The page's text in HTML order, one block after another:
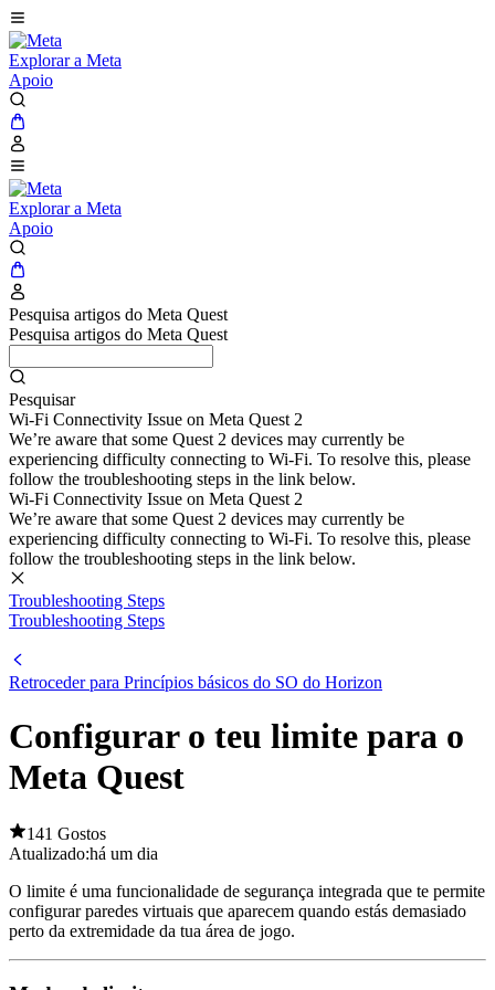
Explorar a Meta
Apoio
Explorar a Meta
Apoio
Pesquisa artigos do Meta Quest
Pesquisa artigos do Meta Quest
Pesquisar
Wi-Fi Connectivity Issue on Meta Quest 2
We’re aware that some Quest 2 devices may currently be
experiencing difficulty connecting to Wi-Fi. To resolve this, please
follow the troubleshooting steps in the link below.
Wi-Fi Connectivity Issue on Meta Quest 2
We’re aware that some Quest 2 devices may currently be
experiencing difficulty connecting to Wi-Fi. To resolve this, please
follow the troubleshooting steps in the link below.
Troubleshooting Steps
Troubleshooting Steps
Retroceder para Princípios básicos do SO do Horizon
Configurar o teu limite para o
Meta Quest
141 Gostos
Atualizado:há um dia
O limite é uma funcionalidade de segurança integrada que te permite
configurar paredes virtuais que aparecem quando estás demasiado
perto da extremidade da tua área de jogo.